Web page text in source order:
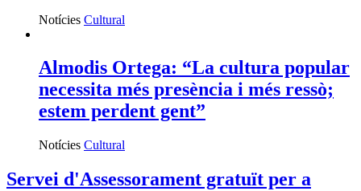
Notícies Cultural
Almodis Ortega: “La cultura popular
necessita més presència i més ressò;
estem perdent gent”
Notícies Cultural
Servei d'Assessorament gratuït per a